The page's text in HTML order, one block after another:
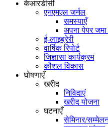
केआरडीसी
एनएमएल जर्नल
समस्याएँ
अपना पेपर
ई-लाइब्रेरी
वार्षिक रिपोर्ट
जिज्ञासा कार्यक्रम
कौशल विकास
घोषणाएँ
खरीद
निविदाएं
खरीद योजना
घटनाएँ
सेमिनार/